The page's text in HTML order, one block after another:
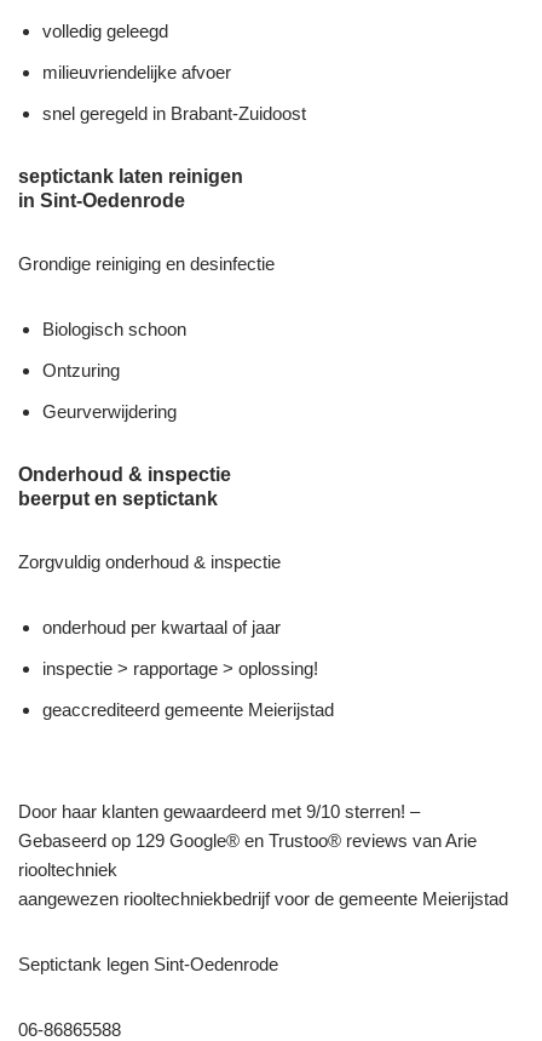
volledig geleegd
milieuvriendelijke afvoer
snel geregeld in Brabant-Zuidoost
septictank laten reinigen
in Sint-Oedenrode
Grondige reiniging en desinfectie
Biologisch schoon
Ontzuring
Geurverwijdering
Onderhoud & inspectie
beerput en septictank
Zorgvuldig onderhoud & inspectie
onderhoud per kwartaal of jaar
inspectie > rapportage > oplossing!
geaccrediteerd gemeente Meierijstad
Door haar klanten gewaardeerd met 9/10 sterren! –
Gebaseerd op 129 Google® en Trustoo® reviews van Arie
riooltechniek
aangewezen riooltechniekbedrijf voor de gemeente Meierijstad
Septictank legen Sint-Oedenrode
06-86865588